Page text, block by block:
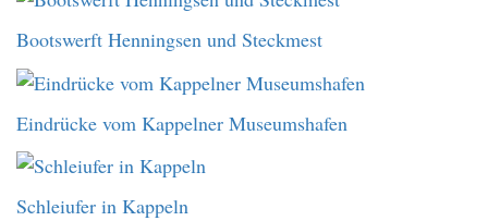
Bootswerft Henningsen und Steckmest
Eindrücke vom Kappelner Museumshafen
Schleiufer in Kappeln